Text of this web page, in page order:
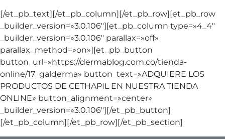
[/et_pb_text][/et_pb_column][/et_pb_row][et_pb_row
_builder_version=»3.0.106″][et_pb_column type=»4_4″
_builder_version=»3.0.106″ parallax=»off»
parallax_method=»on»][et_pb_button
button_url=»https://dermablog.com.co/tienda-
online/17_galderma» button_text=»ADQUIERE LOS
PRODUCTOS DE CETHAPIL EN NUESTRA TIENDA
ONLINE» button_alignment=»center»
_builder_version=»3.0.106″][/et_pb_button]
[/et_pb_column][/et_pb_row][/et_pb_section]